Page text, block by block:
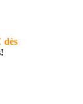
dès